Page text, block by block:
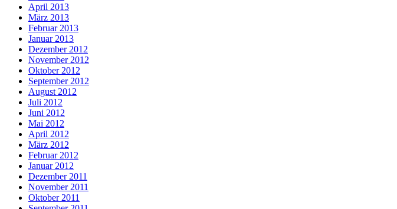
April 2013
März 2013
Februar 2013
Januar 2013
Dezember 2012
November 2012
Oktober 2012
September 2012
August 2012
Juli 2012
Juni 2012
Mai 2012
April 2012
März 2012
Februar 2012
Januar 2012
Dezember 2011
November 2011
Oktober 2011